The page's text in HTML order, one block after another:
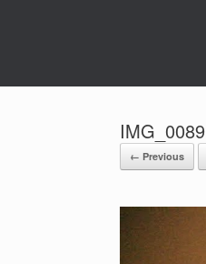
IMG_0089
← Previous